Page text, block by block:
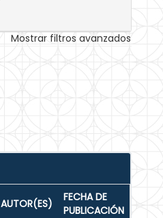
Mostrar filtros avanzados
AUTOR(ES)
FECHA DE
PUBLICACIÓN